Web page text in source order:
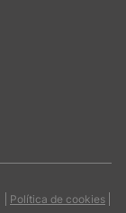
Política de cookies